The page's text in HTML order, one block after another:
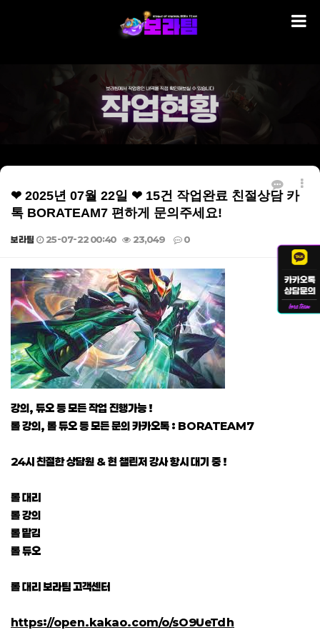
❤ 2025년 07월 22일 ❤ 15건 작업완료 친절상담 카
톡 BORATEAM7 편하게 문의주세요!
보라팀 25-07-22 00:40 23,049 0
본문
강의, 듀오 등 모든 작업 진행가능 !
롤 강의, 롤 듀오 등 모든 문의 카카오톡 : BORATEAM7
24시 친절한 상담원 & 현 챌린저 강사 항시 대기 중 !
롤 대리
롤 강의
롤 맡김
롤 듀오
롤 대리 보라팀 고객센터
https://open.kakao.com/o/sO9UeTdh